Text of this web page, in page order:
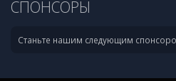
СПОНСОРЫ
Станьте нашим следующим